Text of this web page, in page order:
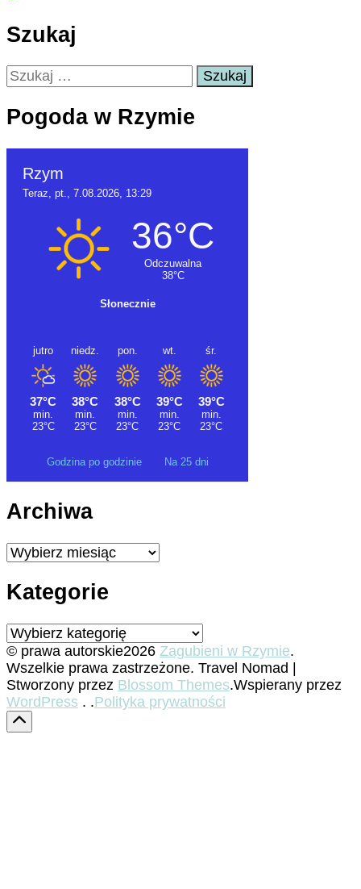
Szukaj
Szukaj:
Pogoda w Rzymie
Godzina po godzinie Na 25 dni
Archiwa
Archiwa
Kategorie
Kategorie
© prawa autorskie2026 Zagubieni w Rzymie.
Wszelkie prawa zastrzeżone. Travel Nomad |
Stworzony przez Blossom Themes.Wspierany przez
WordPress . .Polityka prywatności